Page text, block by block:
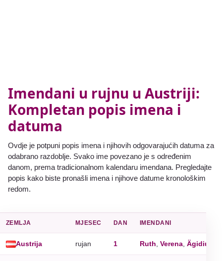
Imendani u rujnu u Austriji:
Kompletan popis imena i
datuma
Ovdje je potpuni popis imena i njihovih odgovarajućih datuma za
odabrano razdoblje. Svako ime povezano je s određenim
danom, prema tradicionalnom kalendaru imendana. Pregledajte
popis kako biste pronašli imena i njihove datume kronološkim
redom.
ZEMLJA MJESEC DAN IMENDANI
Austrija rujan 1 Ruth Verena Ägidius